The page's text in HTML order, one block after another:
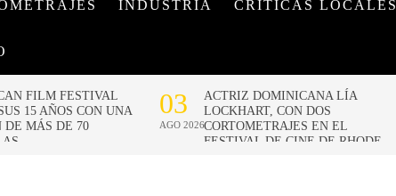
INDUSTRIA CRÍTICAS LOCALES